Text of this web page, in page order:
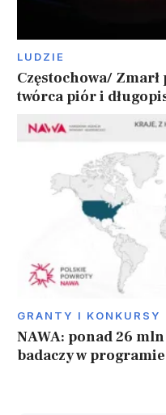
LUDZIE
Częstochowa/
twórca piór i
GRANTY I KONKURSY
NAWA: ponad 26
badaczy w